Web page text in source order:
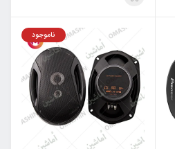
ناموجود